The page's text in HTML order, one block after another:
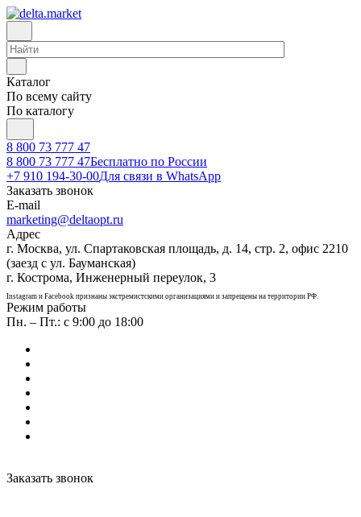
Каталог
По всему сайту
По каталогу
8 800 73 777 47
8 800 73 777 47Бесплатно по России
+7 910 194-30-00Для связи в WhatsApp
Заказать звонок
E-mail
marketing@deltaopt.ru
Адрес
г. Москва, ул. Спартаковская площадь, д. 14, стр. 2, офис 2210
(заезд с ул. Бауманская)
г. Кострома, Инженерный переулок, 3
Instagram и Facebook признаны экстремистскими организациями и запрещены на территории РФ.
Режим работы
Пн. – Пт.: с 9:00 до 18:00
Заказать звонок